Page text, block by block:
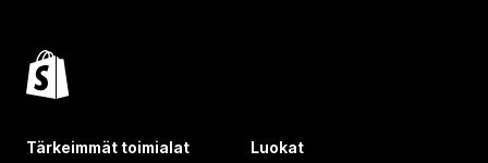
Tärkeimmät toimialat Luokat